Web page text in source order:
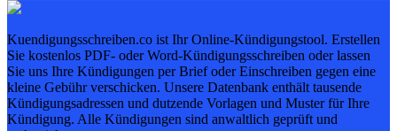
Kuendigungsschreiben.co ist Ihr Online-Kündigungstool. Erstellen
Sie kostenlos PDF- oder Word-Kündigungsschreiben oder lassen
Sie uns Ihre Kündigungen per Brief oder Einschreiben gegen eine
kleine Gebühr verschicken. Unsere Datenbank enthält tausende
Kündigungsadressen und dutzende Vorlagen und Muster für Ihre
Kündigung. Alle Kündigungen sind anwaltlich geprüft und